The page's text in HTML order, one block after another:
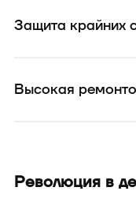
Защита крайних
Высокая
Революция в